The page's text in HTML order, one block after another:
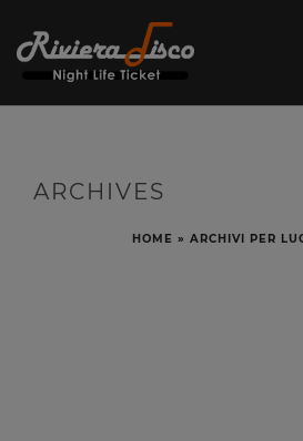
ARCHIVES
HOME » ARCHIVI PER